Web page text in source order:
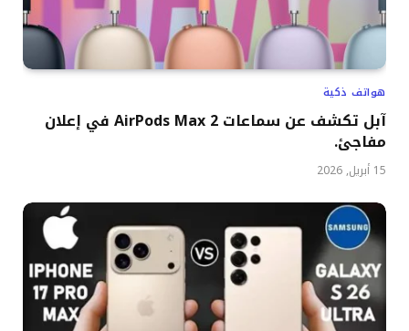
هواتف ذكية
آبل تكشف عن سماعات AirPods Max 2 في إعلان
مفاجئ.
15 أبريل, 2026